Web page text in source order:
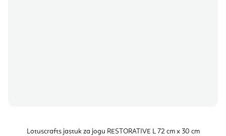
Lotuscrafts jastuk za jogu RESTORATIVE L 72 cm x 30 cm